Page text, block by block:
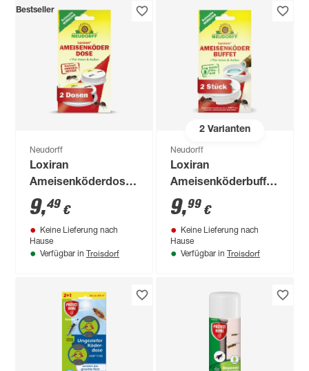
Bestseller
Neudorff
Loxiran
Ameisenköderdose
2 Stück
9,49 €
Keine Lieferung nach
Hause
Verfügbar in Troisdorf
2Varianten
Neudorff
Loxiran
Ameisenköderbuffet
2 Stück
9,99 €
Keine Lieferung nach
Hause
Verfügbar in Troisdorf